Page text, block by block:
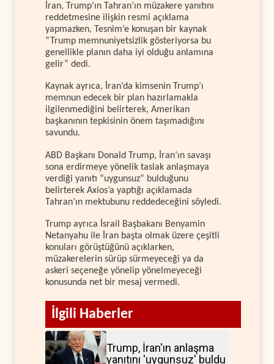
İran, Trump’ın Tahran’ın müzakere yanıtını
reddetmesine ilişkin resmi açıklama
yapmazken, Tesnim’e konuşan bir kaynak
“Trump memnuniyetsizlik gösteriyorsa bu
genellikle planın daha iyi olduğu anlamına
gelir” dedi.
Kaynak ayrıca, İran’da kimsenin Trump’ı
memnun edecek bir plan hazırlamakla
ilgilenmediğini belirterek, Amerikan
başkanının tepkisinin önem taşımadığını
savundu.
ABD Başkanı Donald Trump, İran’ın savaşı
sona erdirmeye yönelik taslak anlaşmaya
verdiği yanıtı “uygunsuz” bulduğunu
belirterek Axios’a yaptığı açıklamada
Tahran’ın mektubunu reddedeceğini söyledi.
Trump ayrıca İsrail Başbakanı Benyamin
Netanyahu ile İran başta olmak üzere çeşitli
konuları görüştüğünü açıklarken,
müzakerelerin sürüp sürmeyeceği ya da
askeri seçeneğe yönelip yönelmeyeceği
konusunda net bir mesaj vermedi.
İlgili Haberler
Trump, İran'ın anlaşma
yanıtını 'uygunsuz' buldu